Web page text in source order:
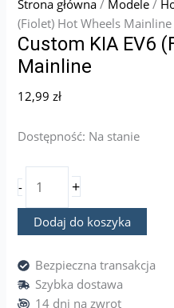
Strona główna / Modele /
(Fiolet) Hot Wheels Mainline
Custom KIA EV6
Mainline
12,99zł
Dostępność: Na stanie
- +
Dodaj do koszyka
Bezpieczna transakcja
Szybka dostawa
14 dni na zwrot